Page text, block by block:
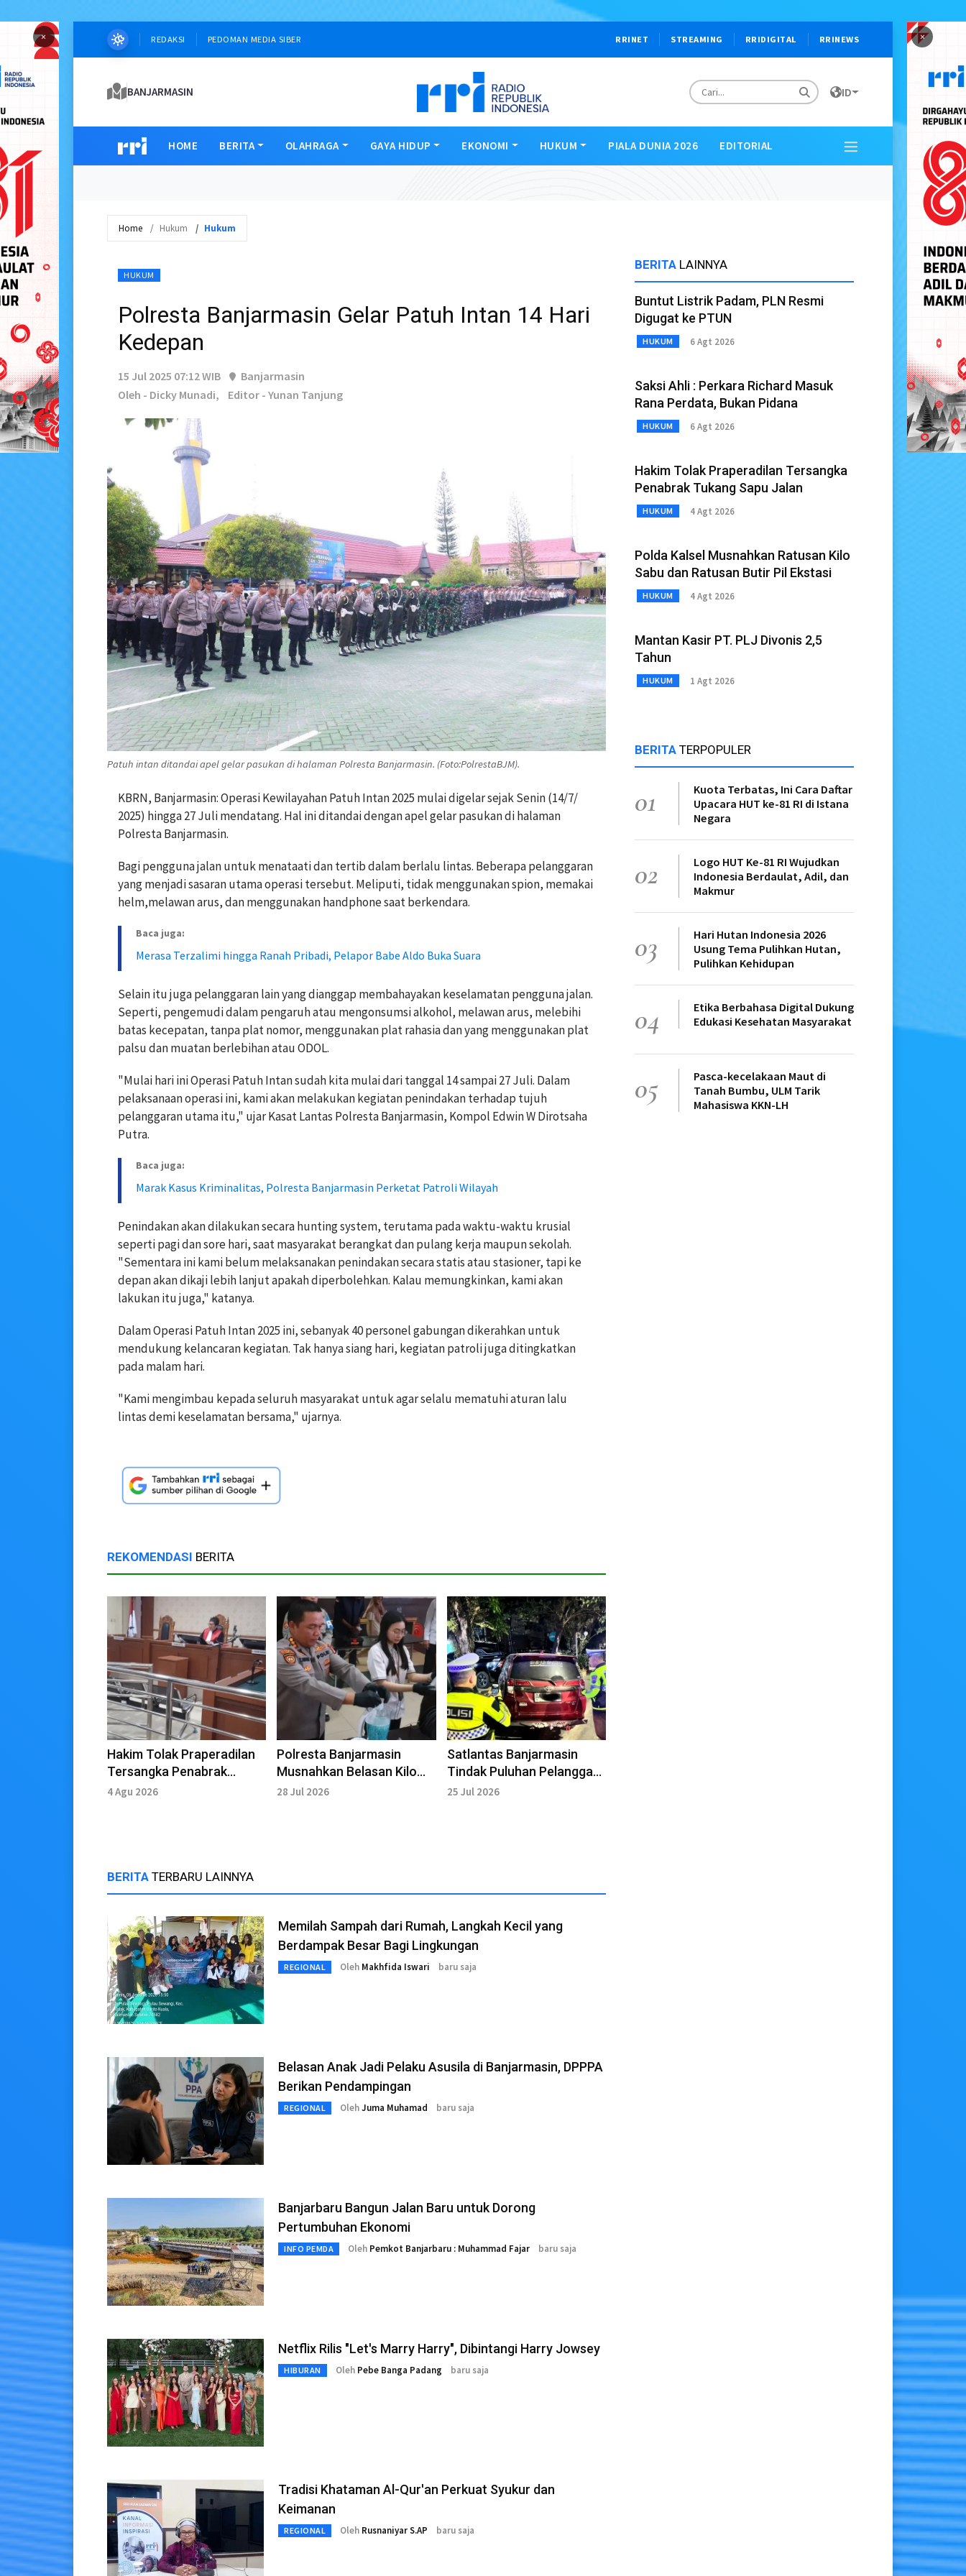
× ×
REDAKSI PEDOMAN MEDIA SIBER RRINET STREAMING RRIDIGITAL RRINEWS
BANJARMASIN ID
HOME BERITA OLAHRAGA GAYA HIDUP EKONOMI HUKUM PIALA DUNIA 2026 EDITORIAL
Home Hukum Hukum
HUKUM
Polresta Banjarmasin Gelar Patuh Intan 14 Hari
Kedepan
15 Jul 2025 07:12 WIB
Banjarmasin
Oleh - Dicky Munadi,
Editor - Yunan Tanjung
Patuh intan ditandai apel gelar pasukan di halaman Polresta Banjarmasin. (Foto:PolrestaBJM).
KBRN, Banjarmasin: Operasi Kewilayahan Patuh Intan 2025 mulai digelar sejak Senin (14/7/
2025) hingga 27 Juli mendatang. Hal ini ditandai dengan apel gelar pasukan di halaman
Polresta Banjarmasin.
Bagi pengguna jalan untuk menataati dan tertib dalam berlalu lintas. Beberapa pelanggaran
yang menjadi sasaran utama operasi tersebut. Meliputi, tidak menggunakan spion, memakai
helm,melawan arus, dan menggunakan handphone saat berkendara.
Baca juga:
Merasa Terzalimi hingga Ranah Pribadi, Pelapor Babe Aldo Buka Suara
Selain itu juga pelanggaran lain yang dianggap membahayakan keselamatan pengguna jalan.
Seperti, pengemudi dalam pengaruh atau mengonsumsi alkohol, melawan arus, melebihi
batas kecepatan, tanpa plat nomor, menggunakan plat rahasia dan yang menggunakan plat
palsu dan muatan berlebihan atau ODOL.
"Mulai hari ini Operasi Patuh Intan sudah kita mulai dari tanggal 14 sampai 27 Juli. Dalam
pelaksanaan operasi ini, kami akan melakukan kegiatan penindakan terhadap tujuh
pelanggaran utama itu," ujar Kasat Lantas Polresta Banjarmasin, Kompol Edwin W Dirotsaha
Putra.
Baca juga:
Marak Kasus Kriminalitas, Polresta Banjarmasin Perketat Patroli Wilayah
Penindakan akan dilakukan secara hunting system, terutama pada waktu-waktu krusial
seperti pagi dan sore hari, saat masyarakat berangkat dan pulang kerja maupun sekolah.
"Sementara ini kami belum melaksanakan penindakan secara statis atau stasioner, tapi ke
depan akan dikaji lebih lanjut apakah diperbolehkan. Kalau memungkinkan, kami akan
lakukan itu juga," katanya.
Dalam Operasi Patuh Intan 2025 ini, sebanyak 40 personel gabungan dikerahkan untuk
mendukung kelancaran kegiatan. Tak hanya siang hari, kegiatan patroli juga ditingkatkan
pada malam hari.
"Kami mengimbau kepada seluruh masyarakat untuk agar selalu mematuhi aturan lalu
lintas demi keselamatan bersama," ujarnya.
REKOMENDASI BERITA
Hakim Tolak Praperadilan
Tersangka Penabrak
Tukang Sapu Jalan
4 Agu 2026
Polresta Banjarmasin
Musnahkan Belasan Kilo
Sabu dan Ekstasi
28 Jul 2026
Satlantas Banjarmasin
Tindak Puluhan Pelanggar
Lalulintas
25 Jul 2026
BERITA TERBARU LAINNYA
Memilah Sampah dari Rumah, Langkah Kecil yang
Berdampak Besar Bagi Lingkungan
REGIONAL Oleh Makhfida Iswari baru saja
Belasan Anak Jadi Pelaku Asusila di Banjarmasin, DPPPA
Berikan Pendampingan
REGIONAL OlehJuma Muhamad baru saja
Banjarbaru Bangun Jalan Baru untuk Dorong
Pertumbuhan Ekonomi
INFO PEMDA Oleh Pemkot Banjarbaru : Muhammad Fajar baru saja
Netflix Rilis "Let's Marry Harry", Dibintangi Harry Jowsey
HIBURAN Oleh Pebe Banga Padang baru saja
Tradisi Khataman Al-Qur'an Perkuat Syukur dan
Keimanan
REGIONAL Oleh Rusnaniyar S.AP baru saja
BERITA LAINNYA
Buntut Listrik Padam, PLN Resmi
Digugat ke PTUN
HUKUM 6 Agt 2026
Saksi Ahli : Perkara Richard Masuk
Rana Perdata, Bukan Pidana
HUKUM 6 Agt 2026
Hakim Tolak Praperadilan Tersangka
Penabrak Tukang Sapu Jalan
HUKUM 4 Agt 2026
Polda Kalsel Musnahkan Ratusan Kilo
Sabu dan Ratusan Butir Pil Ekstasi
HUKUM 4 Agt 2026
Mantan Kasir PT. PLJ Divonis 2,5
Tahun
HUKUM 1 Agt 2026
BERITA TERPOPULER
01
Kuota Terbatas, Ini Cara Daftar
Upacara HUT ke-81 RI di Istana
Negara
02
Logo HUT Ke-81 RI Wujudkan
Indonesia Berdaulat, Adil, dan
Makmur
03
Hari Hutan Indonesia 2026
Usung Tema Pulihkan Hutan,
Pulihkan Kehidupan
04
Etika Berbahasa Digital Dukung
Edukasi Kesehatan Masyarakat
05
Pasca-kecelakaan Maut di
Tanah Bumbu, ULM Tarik
Mahasiswa KKN-LH